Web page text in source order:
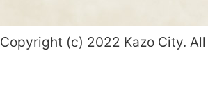
Copyright (c) 2022 Kazo City.